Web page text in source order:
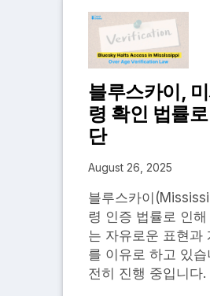
블루스카이,
령 확인 법률
단
August 26, 2025
블루스카이
령 인증 법률로 인
는 자유로운 표현과
를 이유로 하고 있
전히 진행 중입니다.